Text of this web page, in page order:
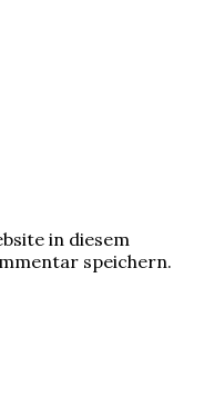
in diesem
speichern.